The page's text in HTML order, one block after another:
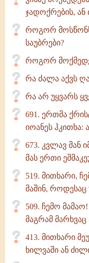
ჯადოქრების, ან
როგორ
საუბრები?
როგორ
რა ძალა აქვს
რა არ უყვარს
691. ერთმა
იოანეს ჰკითხა:
673. კვლავ მან
მას ერთი
519. მითხარი,
მაშინ,
509. ჩემო
მაგრამ მარხვაც
413. მითხარი
ხილვაში ან